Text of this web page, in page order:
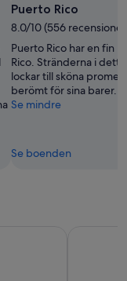
Puerto Rico
8.0/10 (556
Puerto Rico har en fin
Rico. Stränderna i
lockar till sköna
berömt för sina barer.
Se mindre
Se boenden